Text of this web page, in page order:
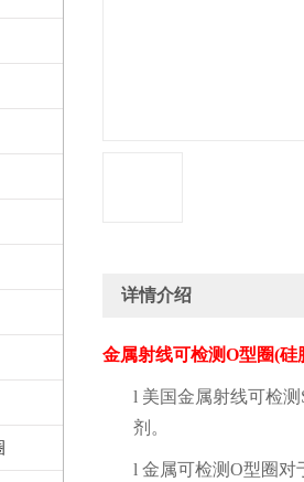
详情介绍
金属射线可检测O型圈(硅
l 美国金属射线可检测
剂。
l 金属可检测O型圈对